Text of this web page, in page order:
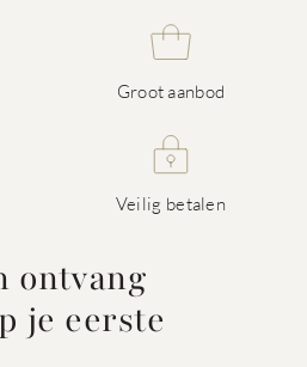
Groot aanbod
Veilig betalen
ontvang
je eerste